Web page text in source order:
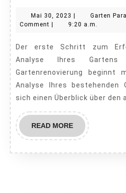
und
für
die
Ihrer
grünen
Oase
Mai 30, 2023 Mai
30,
Garten
Comment
9:20 a.m.
Der erste Schritt zum Erfolg: Eine gründliche
Analyse Ihres Gartens
Gartenrenovierung beginnt
Analyse Ihres bestehenden
sich einen Überblick über den
READ MOREREAD
MORE